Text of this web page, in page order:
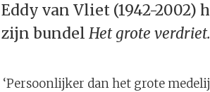
Eddy van Vliet (1942-2002)
zijn bundel Het grote
‘Persoonlijker dan het grote